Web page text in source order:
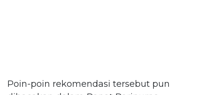
Poin-poin rekomendasi tersebut pun